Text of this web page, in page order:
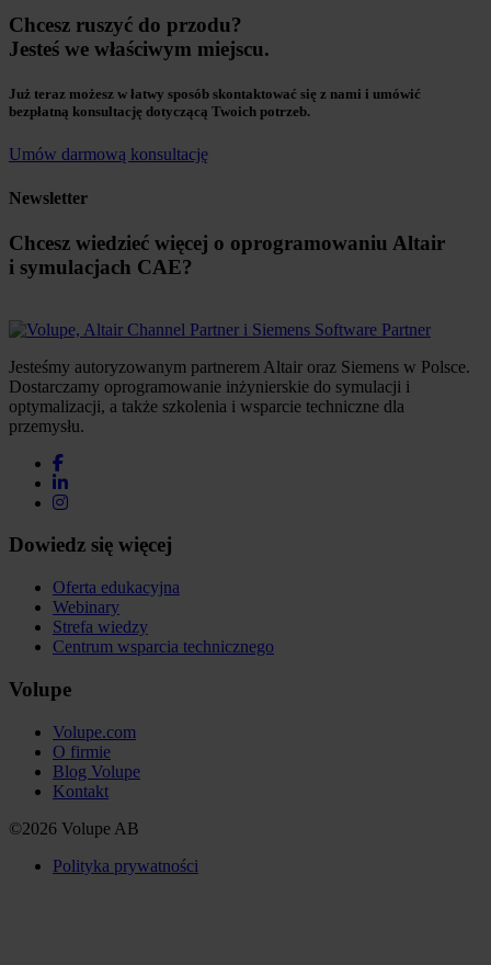
Chcesz ruszyć do przodu?
Jesteś we właściwym miejscu.
Już teraz możesz w łatwy sposób skontaktować się z nami i umówić
bezpłatną konsultację dotyczącą Twoich potrzeb.
Umów darmową konsultację
Newsletter
Chcesz wiedzieć więcej o oprogramowaniu Altair
i symulacjach CAE?
Jesteśmy autoryzowanym partnerem Altair oraz Siemens w Polsce.
Dostarczamy oprogramowanie inżynierskie do symulacji i
optymalizacji, a także szkolenia i wsparcie techniczne dla
przemysłu.
Dowiedz się więcej
Oferta edukacyjna
Webinary
Strefa wiedzy
Centrum wsparcia technicznego
Volupe
Volupe.com
O firmie
Blog Volupe
Kontakt
©2026 Volupe AB
Polityka prywatności